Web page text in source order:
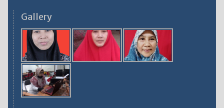
Langkah Strategis Tingkatkan Mutu Pendidikan
31 Oktober 2025
Gallery